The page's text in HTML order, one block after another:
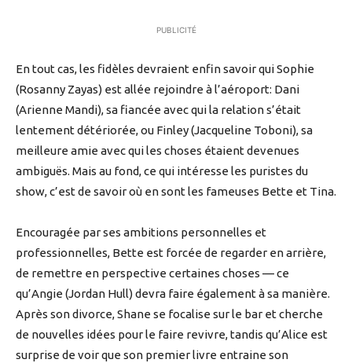
PUBLICITÉ
En tout cas, les fidèles devraient enfin savoir qui Sophie
(Rosanny Zayas) est allée rejoindre à l’aéroport: Dani
(Arienne Mandi), sa fiancée avec qui la relation s’était
lentement détériorée, ou Finley (Jacqueline Toboni), sa
meilleure amie avec qui les choses étaient devenues
ambiguës. Mais au fond, ce qui intéresse les puristes du
show, c’est de savoir où en sont les fameuses Bette et Tina.
Encouragée par ses ambitions personnelles et
professionnelles, Bette est forcée de regarder en arrière,
de remettre en perspective certaines choses — ce
qu’Angie (Jordan Hull) devra faire également à sa manière.
Après son divorce, Shane se focalise sur le bar et cherche
de nouvelles idées pour le faire revivre, tandis qu’Alice est
surprise de voir que son premier livre entraine son